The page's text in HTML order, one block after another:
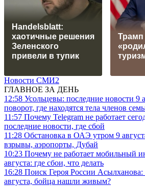
Handelsblatt:
хаотичные решения
Зеленского
привели в тупик
Трамп
Новости СМИ2
ГЛАВНОЕ ЗА ДЕНЬ
12:58 Усольцевы: последние новости 9
поворот, где находятся тела членов
11:57 Почему Telegram не работает
последние новости, где сбой
11:28 Обстановка в ОАЭ утром 9
взрывы, аэропорты, Дубай
10:23 Почему не работает мобильный
августа: где сбои, что делать
16:28 Поиск Героя России Асылханова:
августа, бойца нашли живым?